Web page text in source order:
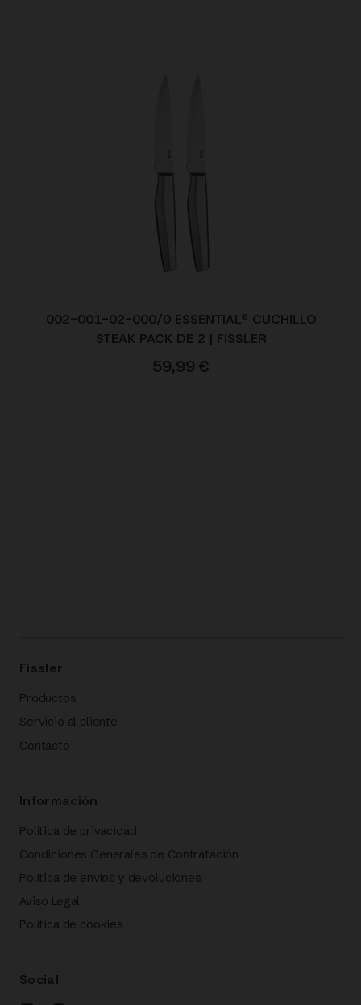
002-001-02-000/0 ESSENTIAL® CUCHILLO
STEAK PACK DE 2 | FISSLER
59,99 €
Fissler
Productos
Servicio al cliente
Contacto
Información
Política de privacidad
Condiciones Generales de Contratación
Política de envíos y devoluciones
Aviso Legal
Política de cookies
Social